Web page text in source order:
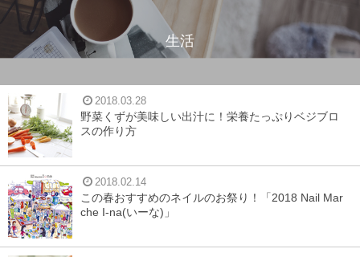
生活
2018.03.28
野菜くずが美味しい出汁に！栄養たっぷりベジブロ
スの作り方
2018.02.14
この春おすすめのネイルのお祭り！「2018 Nail Mar
che I-na(いーな)」